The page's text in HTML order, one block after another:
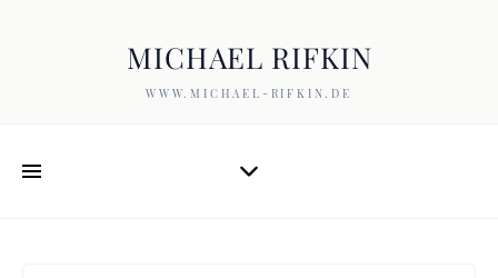
MICHAEL RIFKIN
WWW.MICHAEL-RIFKIN.DE